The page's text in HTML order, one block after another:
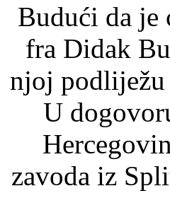
Budući da je
fra Didak
njoj podliježu
U
zavoda iz